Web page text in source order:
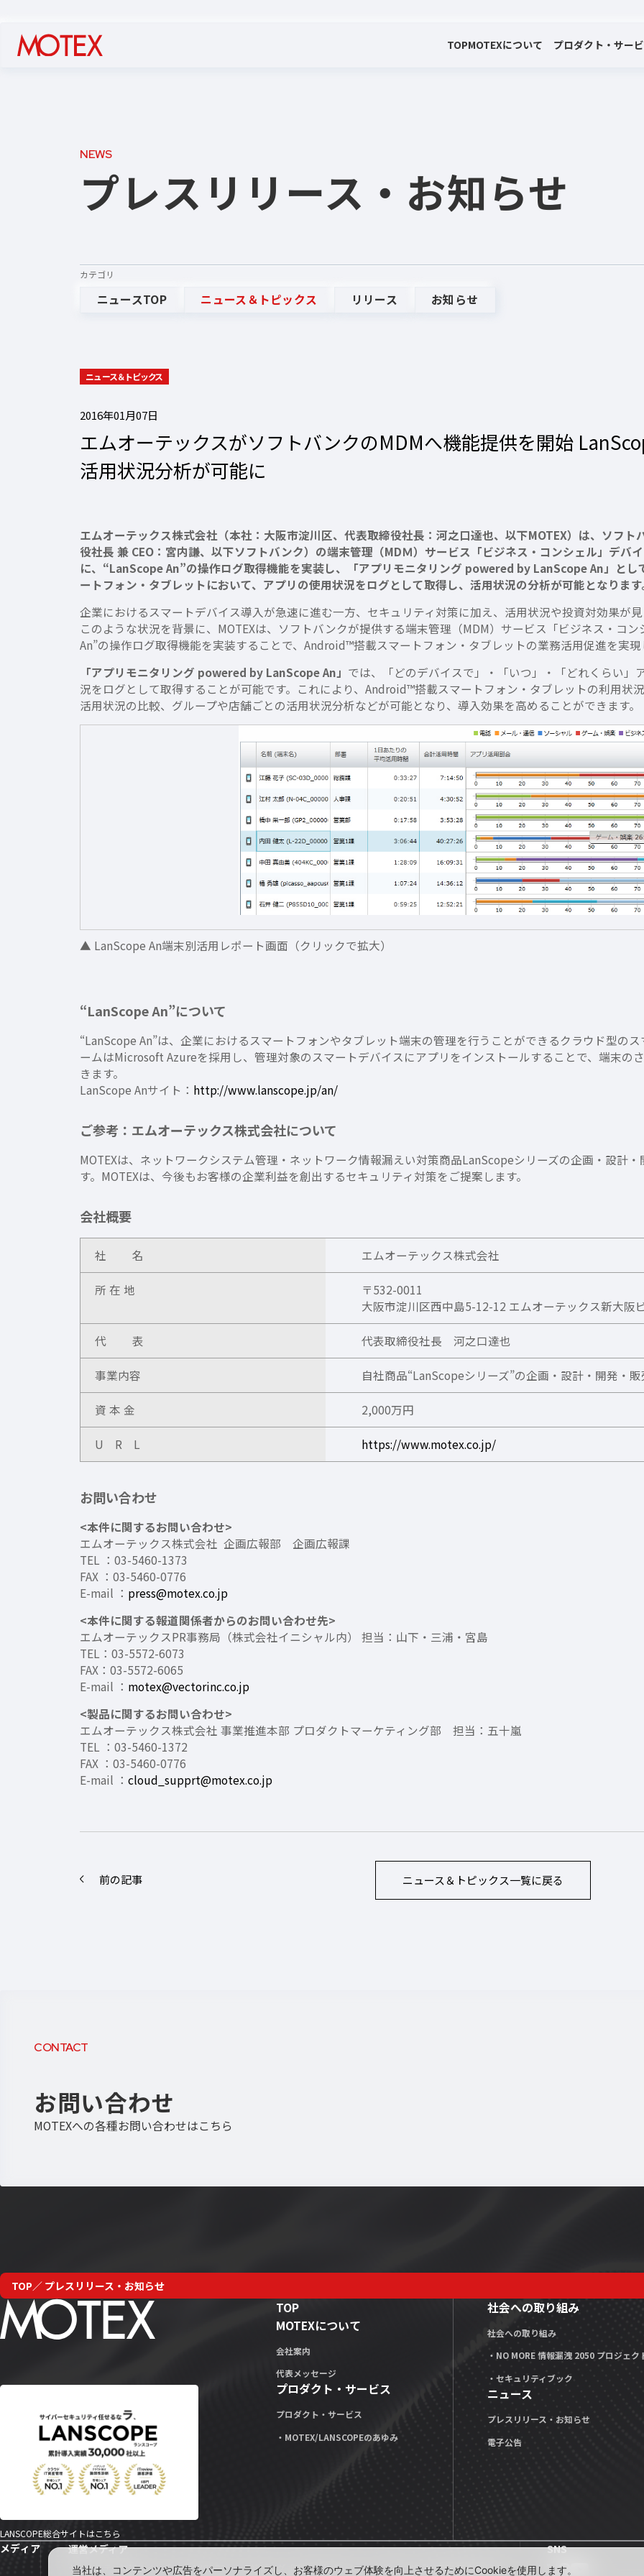
TOPMOTEXについて プロダクト・サー
NEWS
プレスリリース ・お知らせ
カテゴリ
ニュースTOP ニュース＆トピックス リリース お知らせ
ニュース＆トピックス
2016年01月07日
エムオーテックスがソフトバンクのMDMへ機能提供を開始
活用状況分析が可能に
エムオーテックス株式会社（本社：大阪市淀川区、代表取締役社長：河之口達也、以下MOTEX）は、ソフ
役社長 兼 CEO：宮内謙、以下ソフトバンク）の端末管理（MDＭ）サービス「ビジネス・コンシェル」デバ
に、“LanScope An”の操作ログ取得機能を実装し、「アプリモニタリング powered by LanScope An」と
ートフォン・タブレットにおいて、アプリの使用状況をログとして取得し、活用状況の分析が可能となりま
企業におけるスマートデバイス導入が急速に進む一方、セキュリティ対策に加え、活用状況や投資対効果が
このような状況を背景に、MOTEXは、ソフトバンクが提供する端末管理（MDM）サービス「ビジネス・コ
An”の操作ログ取得機能を実装することで、Android™搭載スマートフォン・タブレットの業務活用促進を実現
「アプリモニタリング powered by LanScope An」 では、「どのデバイスで」・「いつ」・「どれくらい
況をログとして取得することが可能です。これにより、Android™搭載スマートフォン・タブレットの利用状
活用状況の比較、グループや店舗ごとの活用状況分析などが可能となり、導入効果を高めることができます。
▲ LanScope An端末別活用レポート画面（クリックで拡大）
“LanScope An”について
“LanScope An”は、企業におけるスマートフォンやタブレット端末の管理を行うことができるクラウド型の
ームはMicrosoft Azureを採用し、管理対象のスマートデバイスにアプリをインストールすることで、端末の
きます。
LanScope Anサイト： http://www.lanscope.jp/an/
ご参考：エムオーテックス株式会社について
MOTEXは、ネットワークシステム管理・ネットワーク情報漏えい対策商品LanScopeシリーズの企画・設計
す。MOTEXは、今後もお客様の企業利益を創出するセキュリティ対策をご提案します。
会社概要
社 名 エムオーテックス株式会社
所 在 地
〒532-0011
大阪市淀川区西中島5-12-12 エムオーテックス新大阪
代 表 代表取締役社長 河之口達也
事業内容 自社商品“LanScopeシリーズ”の企画・設計・開発・
資 本 金 2,000万円
U R L https://www.motex.co.jp/
お問い合わせ
<本件に関するお問い合わせ>
エムオーテックス株式会社 企画広報部 企画広報課
TEL ：03-5460-1373
FAX ：03-5460-0776
E-mail ： press@motex.co.jp
<本件に関する報道関係者からのお問い合わせ先>
エムオーテックスPR事務局（株式会社イニシャル内） 担当：山下・三浦・宮島
TEL：03-5572-6073
FAX：03-5572-6065
E-mail ： motex@vectorinc.co.jp
<製品に関するお問い合わせ>
エムオーテックス株式会社 事業推進本部 プロダクトマーケティング部 担当：五十嵐
TEL ：03-5460-1372
FAX ：03-5460-0776
E-mail ：cloud_supprt@motex.co.jp
前の記事 ニュース＆トピックス一覧に戻る
CONTACT
お問い合わせ
MOTEXへの各種お問い合わせはこちら
TOP プレスリリース・お知らせ
LANSCOPE総合サイトはこちら
TOP
MOTEXについて
会社案内
代表メッセージ
プロダクト・サービス
プロダクト・サービス
・MOTEX/LANSCOPEのあゆみ
社会への取り組み
社会への取り組み
・NO MORE 情報漏洩 2050 プロジェク
・セキュリティブック
ニュース
プレスリリース・お知らせ
電子公告
メディア 運営メディア
セキュリティ情報サイト「wiz LANCOPE」 会社ブログ「MOTEX公式note」 技術ブログ「MOTEX TECH BLOG」
SNS
当社は、コンテンツや広告をパーソナライズし、お客様のウェブ体験を向上させるためにCookieを使用します。